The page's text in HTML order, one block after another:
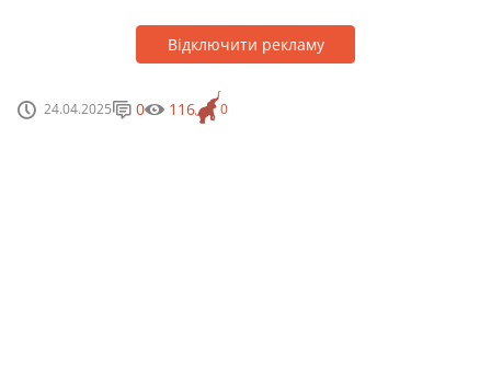
Відключити рекламу
24.04.2025 0
0 116